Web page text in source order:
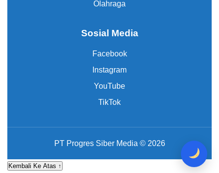
Olahraga
Sosial Media
Facebook
Instagram
YouTube
TikTok
PT Progres Siber Media © 2026
Kembali Ke Atas ↑